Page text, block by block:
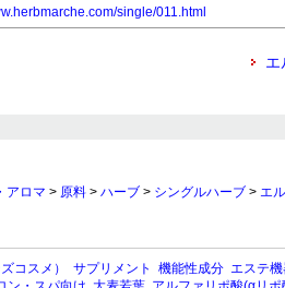
single/011.html
エ
アロマ > 原料 > ハーブ > シングルハーブ > エ
コスメ） サプリメント 機能性成分 エステ